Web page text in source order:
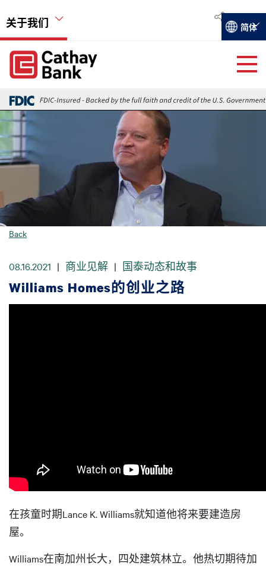
关于我们
Global Header Hierarchy Menu
Select简体
Global Header Hierarchy Menu
关于国泰银行
活动
就业机会
图像
Back
08.16.2021 | 商业见解 | 国泰动态和故事
Williams Homes的创业之路
在孩童时期Lance K. Williams就知道他将来要建造房
屋。
Williams在南加州长大，四处建筑林立。他热切期待加